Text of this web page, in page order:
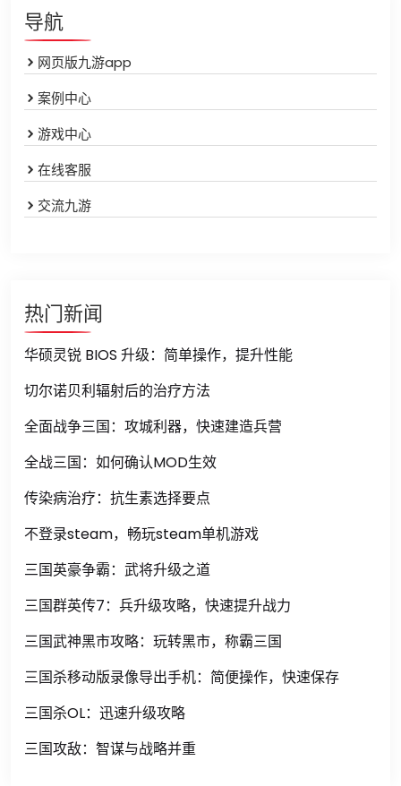
导航
网页版九游app
案例中心
游戏中心
在线客服
交流九游
热门新闻
华硕灵锐 BIOS 升级：简单操作，提升性能
切尔诺贝利辐射后的治疗方法
全面战争三国：攻城利器，快速建造兵营
全战三国：如何确认MOD生效
传染病治疗：抗生素选择要点
不登录steam，畅玩steam单机游戏
三国英豪争霸：武将升级之道
三国群英传7：兵升级攻略，快速提升战力
三国武神黑市攻略：玩转黑市，称霸三国
三国杀移动版录像导出手机：简便操作，快速保存
三国杀OL：迅速升级攻略
三国攻敌：智谋与战略并重